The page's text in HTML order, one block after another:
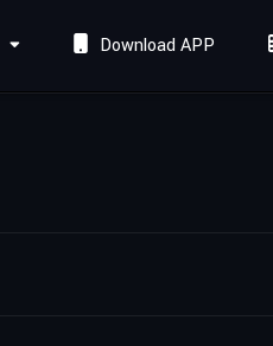
Download APP